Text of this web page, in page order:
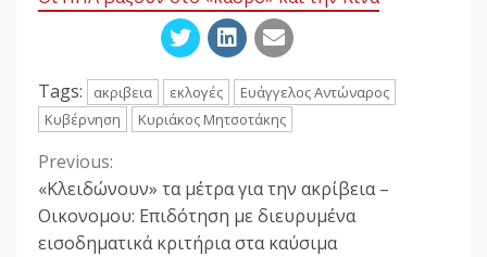
Tags: ακριβεια εκλογές
Ευάγγελος Αντώναρος
Κυβέρνηση
Κυριάκος Μητσοτάκης
Continue
Reading
Previous:
«Κλειδώνουν» τα μέτρα για την ακρίβεια –
Οικονομου: Επιδότηση με διευρυμένα
εισοδηματικά κριτήρια στα καύσιμα